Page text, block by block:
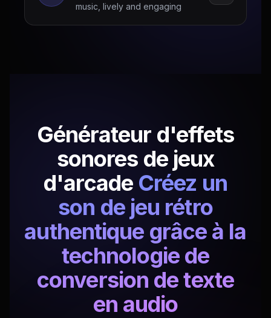
music, lively and engaging
Générateur d'effets
sonores de jeux
d'arcade Créez un
son de jeu rétro
authentique grâce à la
technologie de
conversion de texte
en audio